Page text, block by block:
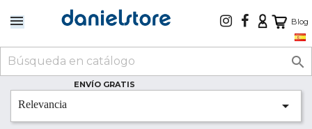
Blog

ENVÍO GRATIS
Relevancia 